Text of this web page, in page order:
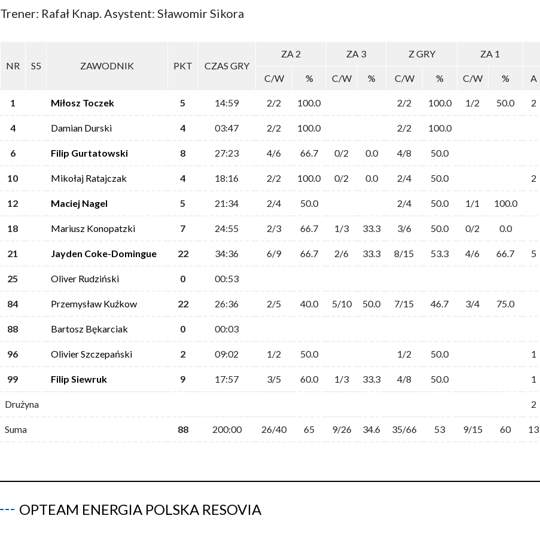
Trener: Rafał Knap. Asystent: Sławomir Sikora
NR S5 ZAWODNIK PKT CZAS GRY
ZA 2 ZA 3 Z GRY ZA 1
C/W
% C/W % C/W % C/W % A
1 Miłosz Toczek 5 14:59 2/2 100.0 2/2 100.0 1/2 50.0 2
4 Damian Durski 4 03:47 2/2 100.0 2/2 100.0
6 Filip Gurtatowski 8 27:23 4/6 66.7 0/2 0.0 4/8 50.0
10 Mikołaj Ratajczak 4 18:16 2/2 100.0 0/2 0.0 2/4 50.0 2
12 Maciej Nagel 5 21:34 2/4 50.0 2/4 50.0 1/1 100.0
18 Mariusz Konopatzki 7 24:55 2/3 66.7 1/3 33.3 3/6 50.0 0/2 0.0
21 Jayden Coke-Domingue 22 34:36 6/9 66.7 2/6 33.3 8/15 53.3 4/6 66.7 5
25 Oliver Rudziński 0 00:53
84 Przemysław Kuźkow 22 26:36 2/5 40.0 5/10 50.0 7/15 46.7 3/4 75.0
88 Bartosz Bękarciak 0 00:03
96 Olivier Szczepański 2 09:02 1/2 50.0 1/2 50.0 1
99 Filip Siewruk 9 17:57 3/5 60.0 1/3 33.3 4/8 50.0 1
Drużyna 2
Suma 88 200:00 26/40 65 9/26 34.6 35/66 53 9/15 60 13
OPTEAM ENERGIA POLSKA RESOVIA